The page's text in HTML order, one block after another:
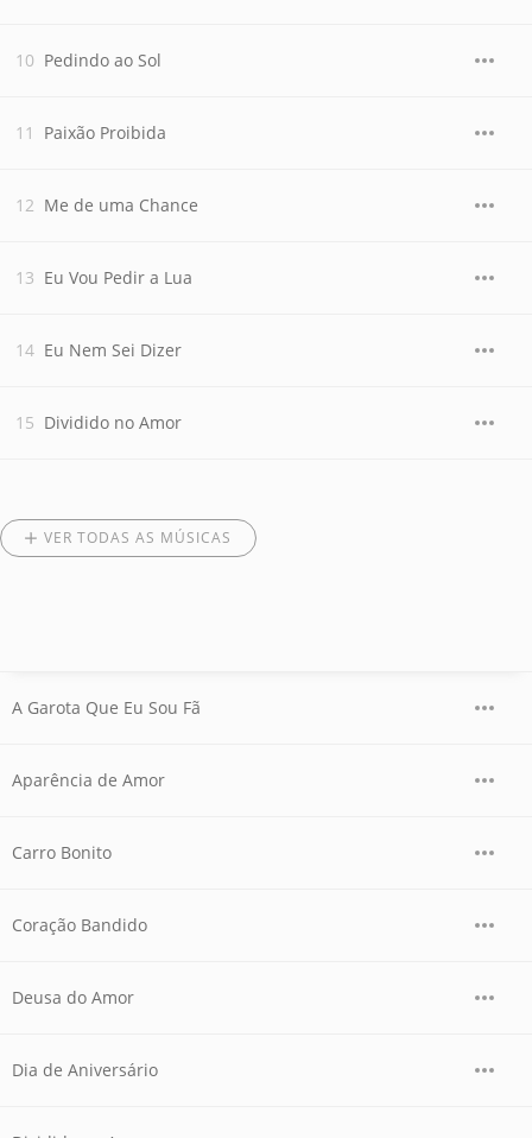
Pedindo ao Sol
Paixão Proibida
Me de uma Chance
Eu Vou Pedir a Lua
Eu Nem Sei Dizer
Dividido no Amor
VER TODAS AS MÚSICAS
A Garota Que Eu Sou Fã
Aparência de Amor
Carro Bonito
Coração Bandido
Deusa do Amor
Dia de Aniversário